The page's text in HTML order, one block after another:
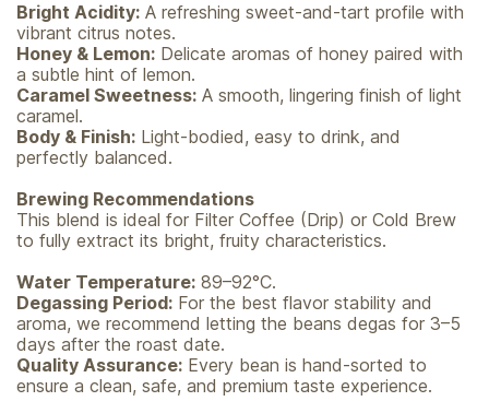
Bright Acidity: A refreshing sweet-and-tart profile with
vibrant citrus notes.
Honey & Lemon: Delicate aromas of honey paired with
a subtle hint of lemon.
Caramel Sweetness: A smooth, lingering finish of light
caramel.
Body & Finish: Light-bodied, easy to drink, and
perfectly balanced.
Brewing Recommendations
This blend is ideal for Filter Coffee (Drip) or Cold Brew
to fully extract its bright, fruity characteristics.
Water Temperature: 89–92°C.
Degassing Period: For the best flavor stability and
aroma, we recommend letting the beans degas for 3–5
days after the roast date.
Quality Assurance: Every bean is hand-sorted to
ensure a clean, safe, and premium taste experience.